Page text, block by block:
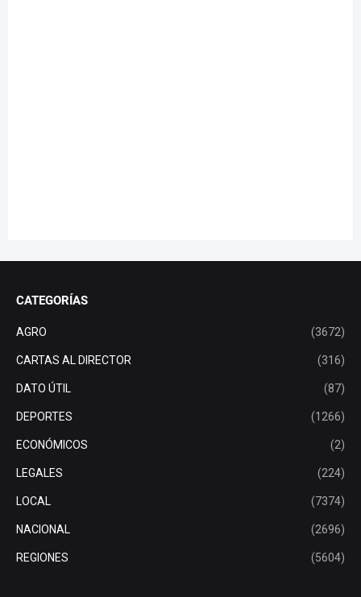
CATEGORÍAS
AGRO (3672)
CARTAS AL DIRECTOR (316)
DATO ÚTIL (87)
DEPORTES (1266)
ECONÓMICOS (2)
LEGALES (224)
LOCAL (7374)
NACIONAL (2696)
REGIONES (5604)